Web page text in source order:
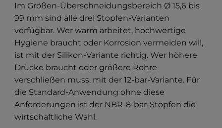
Im Größen-Überschneidungsbereich Ø 15,6 bis
99 mm sind alle drei Stopfen-Varianten
verfügbar. Wer warm arbeitet, hochwertige
Hygiene braucht oder Korrosion vermeiden will,
ist mit der Silikon-Variante richtig. Wer höhere
Drücke braucht oder größere Rohre
verschließen muss, mit der 12-bar-Variante. Für
die Standard-Anwendung ohne diese
Anforderungen ist der NBR-8-bar-Stopfen die
wirtschaftliche Wahl.